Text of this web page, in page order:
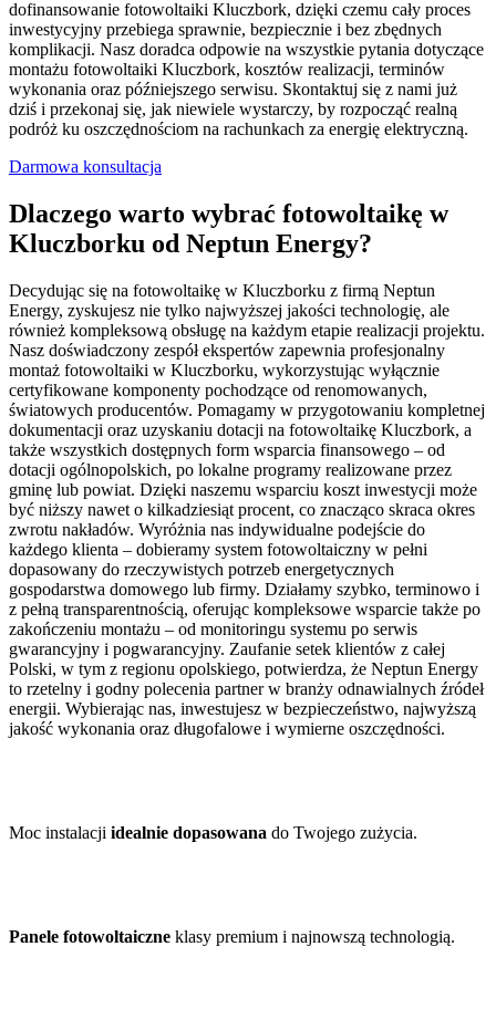
dofinansowanie fotowoltaiki Kluczbork, dzięki czemu cały proces
inwestycyjny przebiega sprawnie, bezpiecznie i bez zbędnych
komplikacji. Nasz doradca odpowie na wszystkie pytania dotyczące
montażu fotowoltaiki Kluczbork, kosztów realizacji, terminów
wykonania oraz późniejszego serwisu. Skontaktuj się z nami już
dziś i przekonaj się, jak niewiele wystarczy, by rozpocząć realną
podróż ku oszczędnościom na rachunkach za energię elektryczną.
Darmowa konsultacja
Dlaczego warto wybrać fotowoltaikę w
Kluczborku od Neptun Energy?
Decydując się na fotowoltaikę w Kluczborku z firmą Neptun
Energy, zyskujesz nie tylko najwyższej jakości technologię, ale
również kompleksową obsługę na każdym etapie realizacji projektu.
Nasz doświadczony zespół ekspertów zapewnia profesjonalny
montaż fotowoltaiki w Kluczborku, wykorzystując wyłącznie
certyfikowane komponenty pochodzące od renomowanych,
światowych producentów. Pomagamy w przygotowaniu kompletnej
dokumentacji oraz uzyskaniu dotacji na fotowoltaikę Kluczbork, a
także wszystkich dostępnych form wsparcia finansowego – od
dotacji ogólnopolskich, po lokalne programy realizowane przez
gminę lub powiat. Dzięki naszemu wsparciu koszt inwestycji może
być niższy nawet o kilkadziesiąt procent, co znacząco skraca okres
zwrotu nakładów. Wyróżnia nas indywidualne podejście do
każdego klienta – dobieramy system fotowoltaiczny w pełni
dopasowany do rzeczywistych potrzeb energetycznych
gospodarstwa domowego lub firmy. Działamy szybko, terminowo i
z pełną transparentnością, oferując kompleksowe wsparcie także po
zakończeniu montażu – od monitoringu systemu po serwis
gwarancyjny i pogwarancyjny. Zaufanie setek klientów z całej
Polski, w tym z regionu opolskiego, potwierdza, że Neptun Energy
to rzetelny i godny polecenia partner w branży odnawialnych źródeł
energii. Wybierając nas, inwestujesz w bezpieczeństwo, najwyższą
jakość wykonania oraz długofalowe i wymierne oszczędności.
Moc instalacji idealnie dopasowana do Twojego zużycia.
Panele fotowoltaiczne klasy premium i najnowszą technologią.